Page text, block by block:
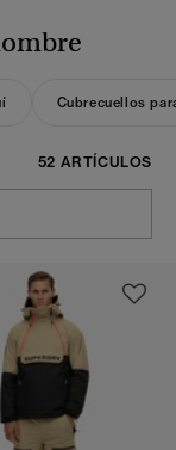
Cubrecuellos
52 ARTÍCULOS